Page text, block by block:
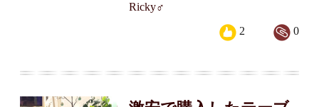
Ricky♂
0
2